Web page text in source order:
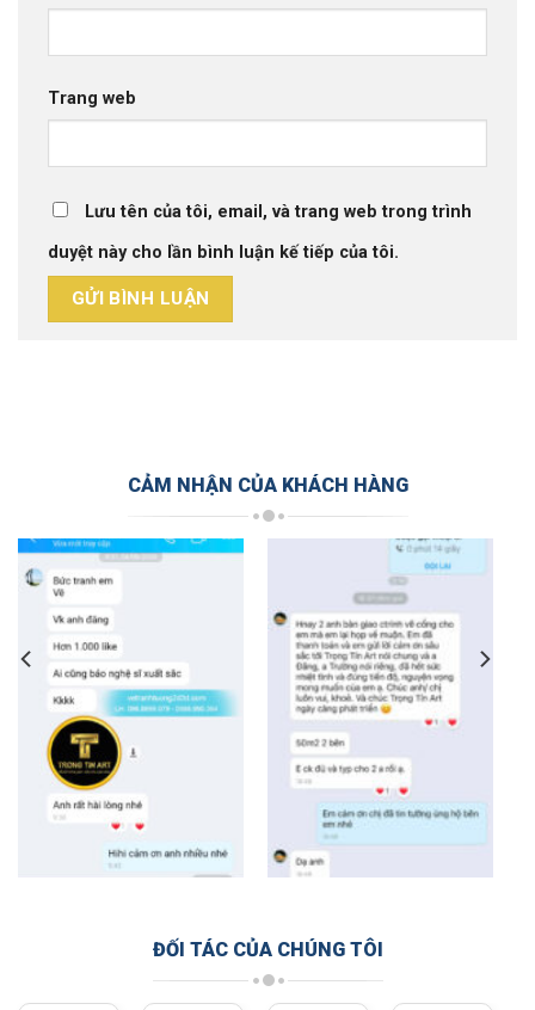
Trang web
Lưu tên của tôi, email, và trang web trong trình
duyệt này cho lần bình luận kế tiếp của tôi.
CẢM NHẬN CỦA KHÁCH HÀNG
ĐỐI TÁC CỦA CHÚNG TÔI